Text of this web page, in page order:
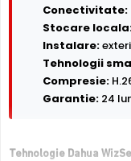
Conectivitate:
Stocare
Instalare:
Tehnologii
Compresie:
Garantie: 24
Tehnologie Dahua